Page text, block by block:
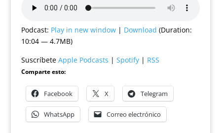
Podcast: Play in new window| Download (Duration:
10:04 — 4.7MB)
Suscríbete Apple Podcasts | Spotify| RSS
Comparte esto:
Facebook X Telegram
WhatsApp Correo electrónico